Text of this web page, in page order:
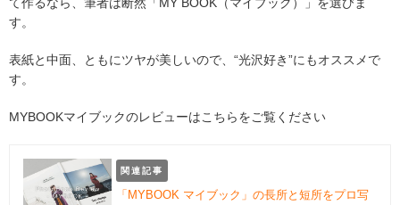
す。
表紙と中面、ともにツヤが美しいので、“光沢好き”にもオススメで
す。
MYBOOKマイブックのレビューはこちらをご覧ください
関連記事
「MYBOOK マイブック」の長所と短所をプロ写